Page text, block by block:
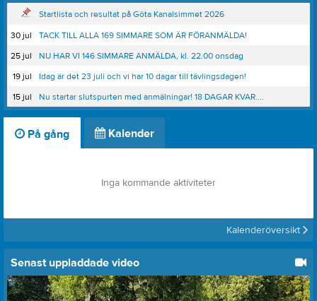
Startlista och resultat på Göta Kanalsimmet 2026
30 jul
TACK TILL ALLA 169 SIMMARE SOM ÄR FÖRANMÄLDA!
25 jul
NU HAR VI 146 SIMMARE ANMÄLDA, kl. 22.00 onsdag
19 jul
Idag är det 23 juli och vi har 10 dagar till tävlingsdagen!
15 jul
Nu startar slutspurten med anmälningar! 18 DAGAR KVAR....
På gång Kalender
Inga kommande aktiviteter
Kalenderöversikt
Senast uppladdade video